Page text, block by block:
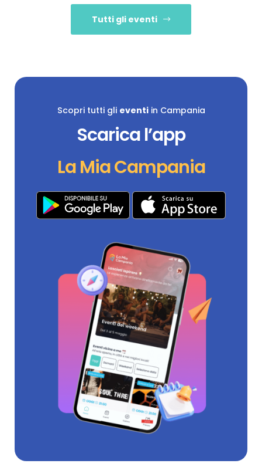
Tutti gli eventi
Scopri tutti gli eventiin Campania
Scarica l’app
La Mia Campania